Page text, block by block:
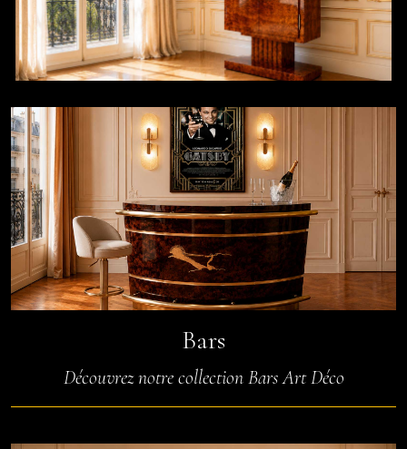
Bars
Découvrez notre collection Bars Art Déco